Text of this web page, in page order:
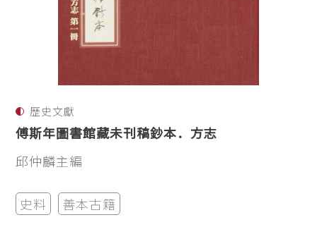
歷史文獻
傅斯年圖書館藏未刊稿鈔本．方志
邱仲麟主編
史料 善本古籍